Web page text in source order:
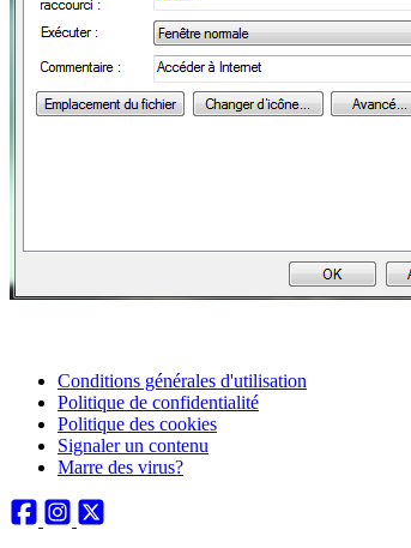
Conditions générales d'utilisation
Politique de confidentialité
Politique des cookies
Signaler un contenu
Marre des virus?